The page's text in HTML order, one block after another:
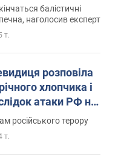
балістичні
наголосив експерт
т.
розповіла
хлопчика і
атаки РФ на
та фото
російського терору
т.